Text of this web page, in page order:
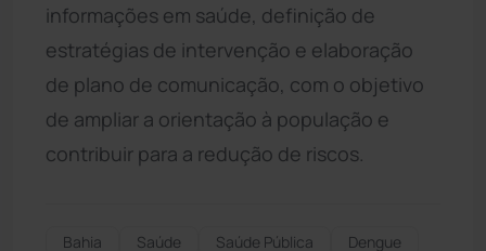
informações em saúde, definição de
estratégias de intervenção e elaboração
de plano de comunicação, com o objetivo
de ampliar a orientação à população e
contribuir para a redução de riscos.
Bahia Saúde Saúde Pública
Dengue